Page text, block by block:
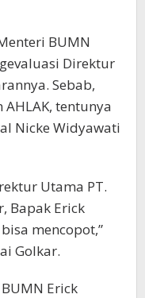
BUMN
Direktur
Sebab,
tentunya
Nicke Widyawati
Utama PT.
Bapak Erick
mencopot,”
Golkar.
Erick